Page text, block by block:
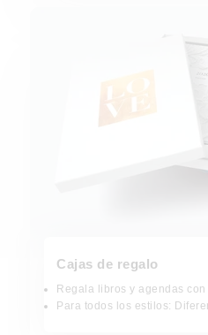
Cajas de regalo
Regala libros y agendas
Para todos los estilos: